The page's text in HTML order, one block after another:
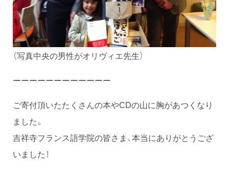
（写真中央の男性がオリヴィエ先生）
ーーーーーーーーーーーー
ご寄付頂いたたくさんの本やCDの山に胸があつくなり
ました。
吉祥寺フランス語学院の皆さま、本当にありがとうござ
いました！